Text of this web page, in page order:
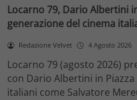
Locarno 79, Dario Albertini
generazione del cinema
Redazione Velvet 4 Agosto 2026
Locarno 79 (agosto 2026)
con Dario Albertini in
italiani come Salvatore